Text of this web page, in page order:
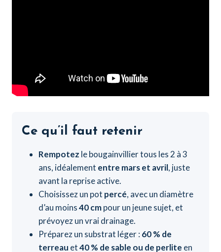
Ce qu’il faut retenir
Rempotez le bougainvillier tous les 2 à 3
ans, idéalement entre mars et avril, juste
avant la reprise active.
Choisissez un pot percé, avec un diamètre
d’au moins40 cmpour un jeune sujet, et
prévoyez un vrai drainage.
Préparez un substrat léger : 60 % de
terreau et40 % de sable ou de perlite en